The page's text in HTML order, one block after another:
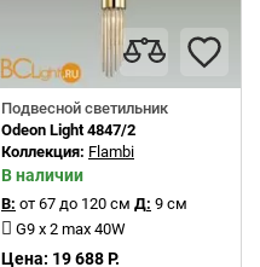
Подвесной светильник
Odeon Light 4847/2
Коллекция: Flambi
В наличии
В: от 67 до 120 см Д: 9 см
G9 x 2 max 40W
Цена: 19 688 Р.